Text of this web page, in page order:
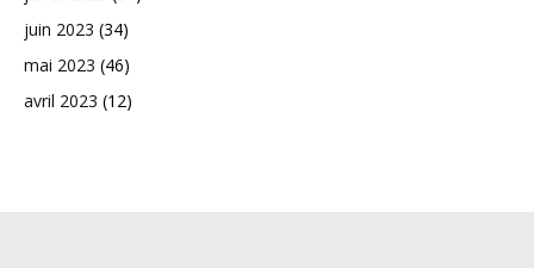
juin 2023 (34)
mai 2023 (46)
avril 2023 (12)